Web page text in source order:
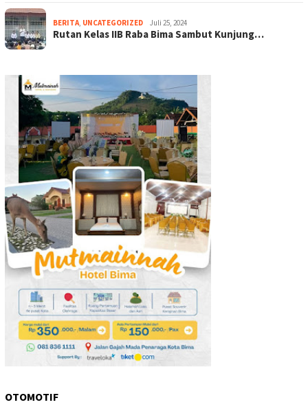
BERITA, UNCATEGORIZED Juli 25, 2024
Rutan Kelas IIB Raba Bima Sambut Kunjung…
OTOMOTIF